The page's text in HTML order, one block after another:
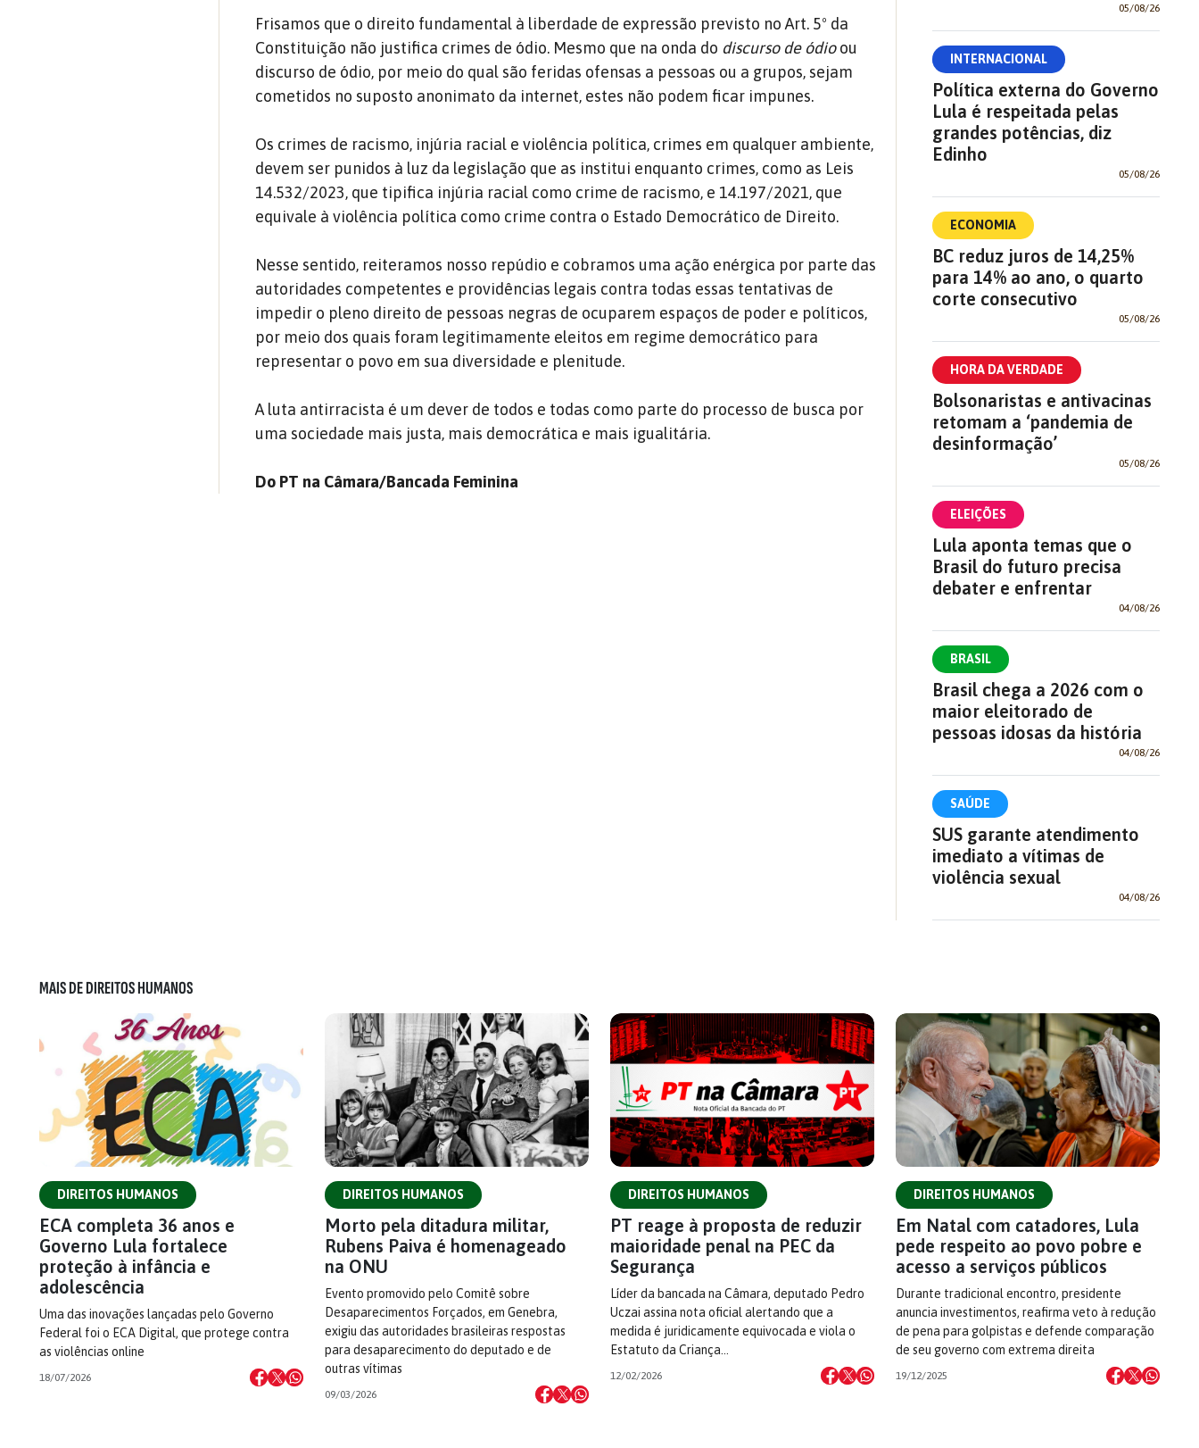
Frisamos que o direito fundamental à liberdade de expressão previsto no Art. 5º da
Constituição não justifica crimes de ódio. Mesmo que na onda do discurso de ódioou
discurso de ódio, por meio do qual são feridas ofensas a pessoas ou a grupos, sejam
cometidos no suposto anonimato da internet, estes não podem ficar impunes.
Os crimes de racismo, injúria racial e violência política, crimes em qualquer ambiente,
devem ser punidos à luz da legislação que as institui enquanto crimes, como as Leis
14.532/2023, que tipifica injúria racial como crime de racismo, e 14.197/2021, que
equivale à violência política como crime contra o Estado Democrático de Direito.
Nesse sentido, reiteramos nosso repúdio e cobramos uma ação enérgica por parte das
autoridades competentes e providências legais contra todas essas tentativas de
impedir o pleno direito de pessoas negras de ocuparem espaços de poder e políticos,
por meio dos quais foram legitimamente eleitos em regime democrático para
representar o povo em sua diversidade e plenitude.
A luta antirracista é um dever de todos e todas como parte do processo de busca por
uma sociedade mais justa, mais democrática e mais igualitária.
Do PT na Câmara/Bancada Feminina
05/08/26
INTERNACIONAL
Política externa do Governo
Lula é respeitada pelas
grandes potências, diz
Edinho
05/08/26
ECONOMIA
BC reduz juros de 14,25%
para 14% ao ano, o quarto
corte consecutivo
05/08/26
HORA DA VERDADE
Bolsonaristas e antivacinas
retomam a ‘pandemia de
desinformação’
05/08/26
ELEIÇÕES
Lula aponta temas que o
Brasil do futuro precisa
debater e enfrentar
04/08/26
BRASIL
Brasil chega a 2026 com o
maior eleitorado de
pessoas idosas da história
04/08/26
SAÚDE
SUS garante atendimento
imediato a vítimas de
violência sexual
04/08/26
MAIS DE DIREITOS HUMANOS
DIREITOS HUMANOS
ECA completa 36 anos e
Governo Lula fortalece
proteção à infância e
adolescência
Uma das inovações lançadas pelo Governo
Federal foi o ECA Digital, que protege contra
as violências online
18/07/2026
DIREITOS HUMANOS
Morto pela ditadura militar,
Rubens Paiva é homenageado
na ONU
Evento promovido pelo Comitê sobre
Desaparecimentos Forçados, em Genebra,
exigiu das autoridades brasileiras respostas
para desaparecimento do deputado e de
outras vítimas
09/03/2026
DIREITOS HUMANOS
PT reage à proposta de reduzir
maioridade penal na PEC da
Segurança
Líder da bancada na Câmara, deputado Pedro
Uczai assina nota oficial alertando que a
medida é juridicamente equivocada e viola o
Estatuto da Criança…
12/02/2026
DIREITOS HUMANOS
Em Natal com catadores, Lula
pede respeito ao povo pobre e
acesso a serviços públicos
Durante tradicional encontro, presidente
anuncia investimentos, reafirma veto à redução
de pena para golpistas e defende comparação
de seu governo com extrema direita
19/12/2025